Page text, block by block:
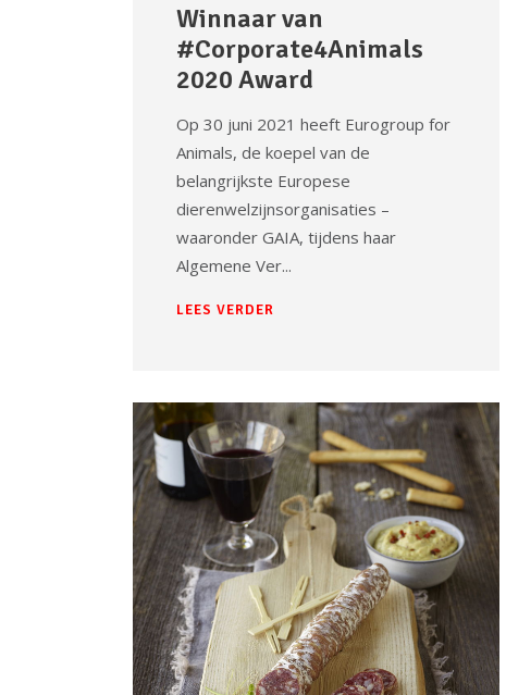
Winnaar van
#Corporate4Animals
2020 Award
Op 30 juni 2021 heeft Eurogroup for
Animals, de koepel van de
belangrijkste Europese
dierenwelzijnsorganisaties –
waaronder GAIA, tijdens haar
Algemene Ver
LEES VERDER